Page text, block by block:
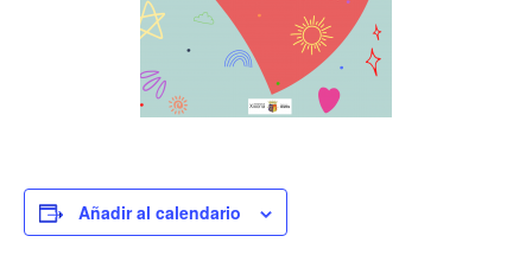
Añadir al calendario